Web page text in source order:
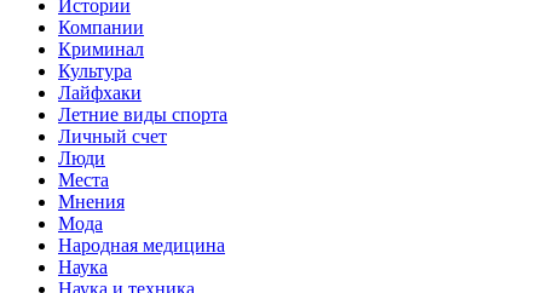
Истории
Компании
Криминал
Культура
Лайфхаки
Летние виды спорта
Личный счет
Люди
Места
Мнения
Мода
Народная медицина
Наука
Наука и техника